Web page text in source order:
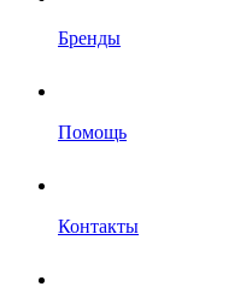
Бренды
Помощь
Контакты